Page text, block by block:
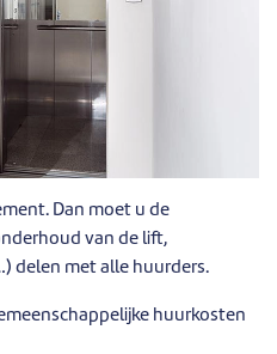
Dan moet u de
van de lift,
delen met alle huurders.
huurkosten